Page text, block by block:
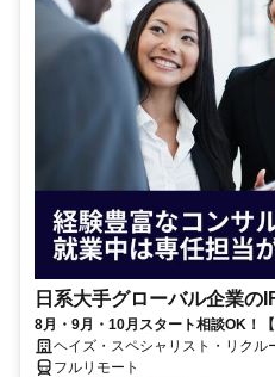
日系大手グローバル企業の
8月・9月・10月スタート相談OK！
イン／週1～2日勤務】IFRSアドバイ
ヘイズ・スペシャリスト・リクル
フルリモート